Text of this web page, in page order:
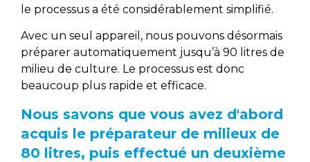
le processus a été considérablement simplifié.
Avec un seul appareil, nous pouvons désormais
préparer automatiquement jusqu’à 90 litres de
milieu de culture. Le processus est donc
beaucoup plus rapide et efficace.
Nous savons que vous avez d'abord
acquis le préparateur de milieux de
80 litres, puis effectué un deuxième